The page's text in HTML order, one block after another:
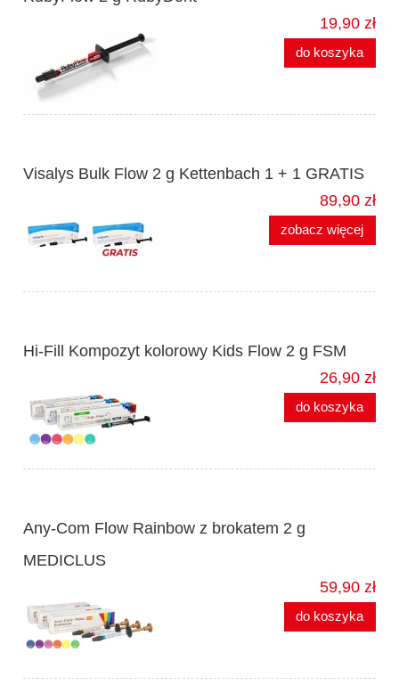
19,90 zł
do koszyka
Visalys Bulk Flow 2 g Kettenbach 1 + 1 GRATIS
89,90 zł
zobacz więcej
Hi-Fill Kompozyt kolorowy Kids Flow 2 g FSM
26,90 zł
do koszyka
Any-Com Flow Rainbow z brokatem 2 g
MEDICLUS
59,90 zł
do koszyka